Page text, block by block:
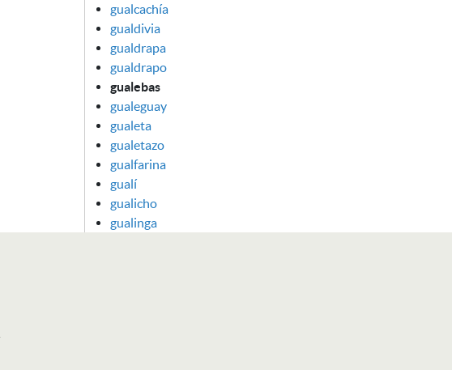
gualcachía
gualdivia
gualdrapa
gualdrapo
gualebas
gualeguay
gualeta
gualetazo
gualfarina
gualí
gualicho
gualinga